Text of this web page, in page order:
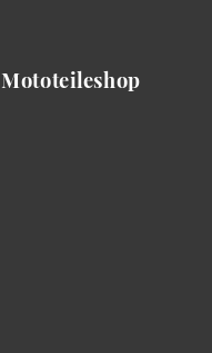
Mototeileshop